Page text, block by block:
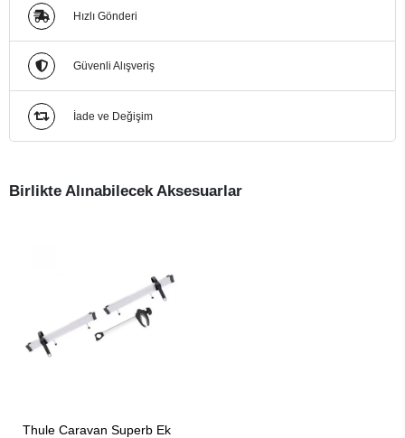
Hızlı Gönderi
Güvenli Alışveriş
İade ve Değişim
Birlikte Alınabilecek Aksesuarlar
Thule Caravan Superb Ek